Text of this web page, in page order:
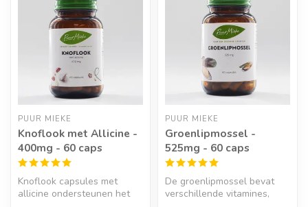
PUUR MIEKE
Knoflook met Allicine -
400mg - 60 caps
Knoflook capsules met
allicine ondersteunen het
PUUR MIEKE
Groenlipmossel -
525mg - 60 caps
De groenlipmossel bevat
verschillende vitamines,